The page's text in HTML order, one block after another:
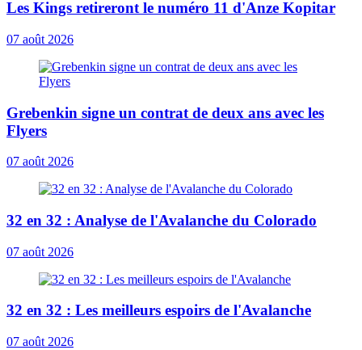
Les Kings retireront le numéro 11 d'Anze Kopitar
07 août 2026
Grebenkin signe un contrat de deux ans avec les
Flyers
07 août 2026
32 en 32 : Analyse de l'Avalanche du Colorado
07 août 2026
32 en 32 : Les meilleurs espoirs de l'Avalanche
07 août 2026